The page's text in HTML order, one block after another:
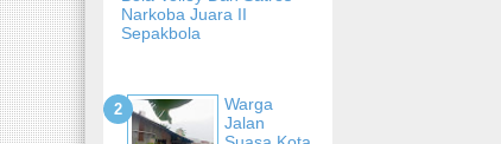
Narkoba Juara II
Sepakbola
Warga
Jalan